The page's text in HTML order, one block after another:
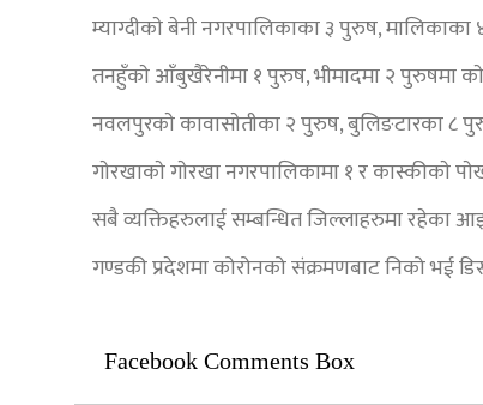
म्याग्दीकाे बेनी नगरपालिकाका ३ पुरुष,
तनहुँकाे आँबुखैरेनीमा १ पुरुष, भीमादमा २ पुरुषमा
नवलपुरकाे कावासाेतीका २ पुरुष, बुलिङटारका ८
गाेरखाकाे गाेरखा नगरपालिकामा १ र कास्कीकाे
सबै व्यक्तिहरुलाई सम्बन्धित जिल्लाहरुमा रहेका
गण्डकी प्रदेशमा कोरोनको संक्रमणबाट निको भई
Facebook Comments Box